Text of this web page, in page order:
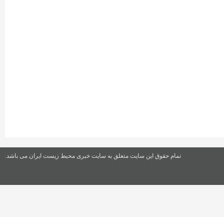
تمام حقوق این سایت متعلق به سایت خبری محیط زیست ایران می باشد.